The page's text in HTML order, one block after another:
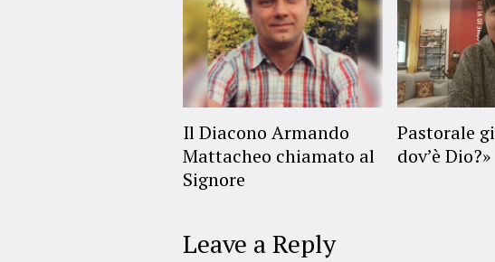
Il Diacono Armando
Mattacheo chiamato al
Signore
Pastorale
dov’è Dio?»
Leave a Reply